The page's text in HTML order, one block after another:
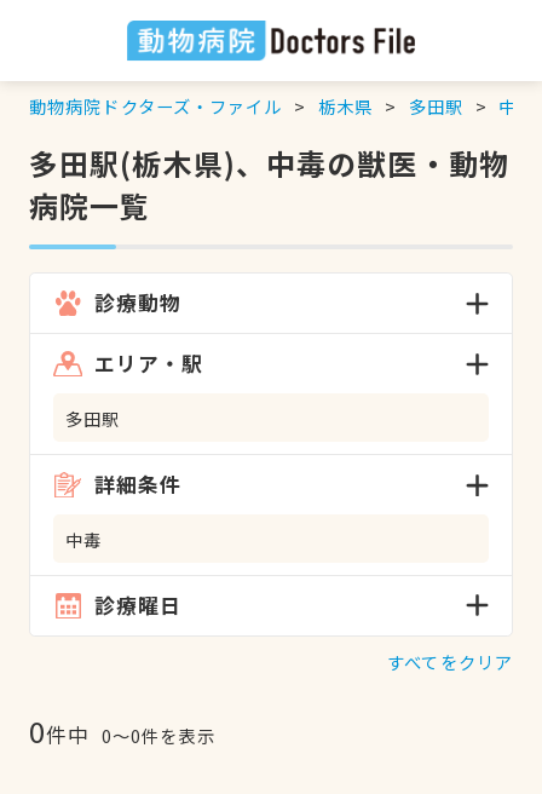
動物病院ドクターズ・ファイル 栃木県 多田駅 中毒
多田駅(栃木県)、中毒の獣医・動物
病院一覧
診療動物
エリア・駅
多田駅
詳細条件
中毒
診療曜日
すべてをクリア
0件中 0〜0件を表示